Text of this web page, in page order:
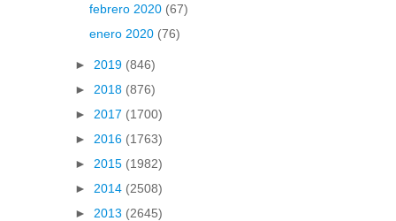
febrero 2020 (67)
enero 2020 (76)
► 2019 (846)
► 2018 (876)
► 2017 (1700)
► 2016 (1763)
► 2015 (1982)
► 2014 (2508)
► 2013 (2645)